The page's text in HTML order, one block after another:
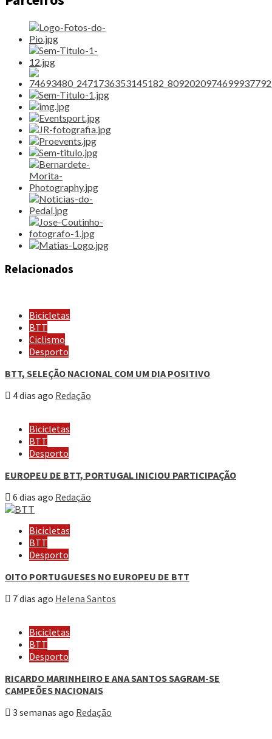
Relacionados
Bicicletas
BTT
Ciclismo
Desporto
BTT, SELEÇÃO NACIONAL COM UM DIA POSITIVO
4 dias ago Redação
Bicicletas
BTT
Desporto
EUROPEU DE BTT, PORTUGAL INICIOU PARTICIPAÇÃO
6 dias ago Redação
Bicicletas
BTT
Desporto
OITO PORTUGUESES NO EUROPEU DE BTT
7 dias ago Helena Santos
Bicicletas
BTT
Desporto
RICARDO MARINHEIRO E ANA SANTOS SAGRAM-SE
CAMPEÕES NACIONAIS
3 semanas ago Redação